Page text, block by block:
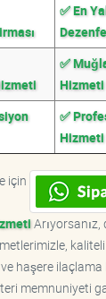
✅ En
✅
Hizmeti
✅
Hizmeti
için
haşere
memnuniyeti